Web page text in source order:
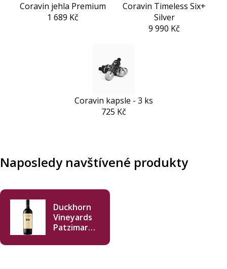
Coravin jehla Premium
1 689 Kč
Coravin Timeless Six+
Silver
9 990 Kč
Coravin kapsle - 3 ks
725 Kč
Naposledy navštívené produkty
Duckhorn
Vineyards
Patzimaro
Cabernet